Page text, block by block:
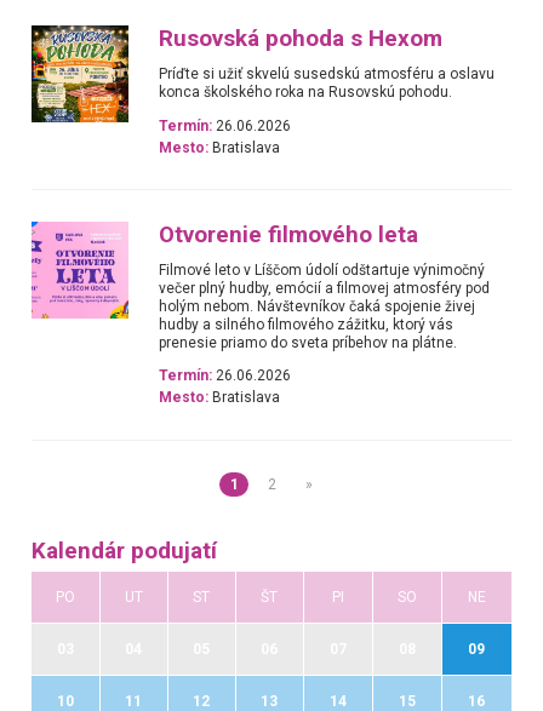
Rusovská pohoda s Hexom
Príďte si užiť skvelú susedskú atmosféru a oslavu
konca školského roka na Rusovskú pohodu.
Termín: 26.06.2026
Mesto: Bratislava
Otvorenie filmového leta
Filmové leto v Líščom údolí odštartuje výnimočný
večer plný hudby, emócií a filmovej atmosféry pod
holým nebom. Návštevníkov čaká spojenie živej
hudby a silného filmového zážitku, ktorý vás
prenesie priamo do sveta príbehov na plátne.
Termín: 26.06.2026
Mesto: Bratislava
1 2 »
Kalendár podujatí
PO UT ST ŠT PI SO NE
09
10 11 12 13 14 15 16